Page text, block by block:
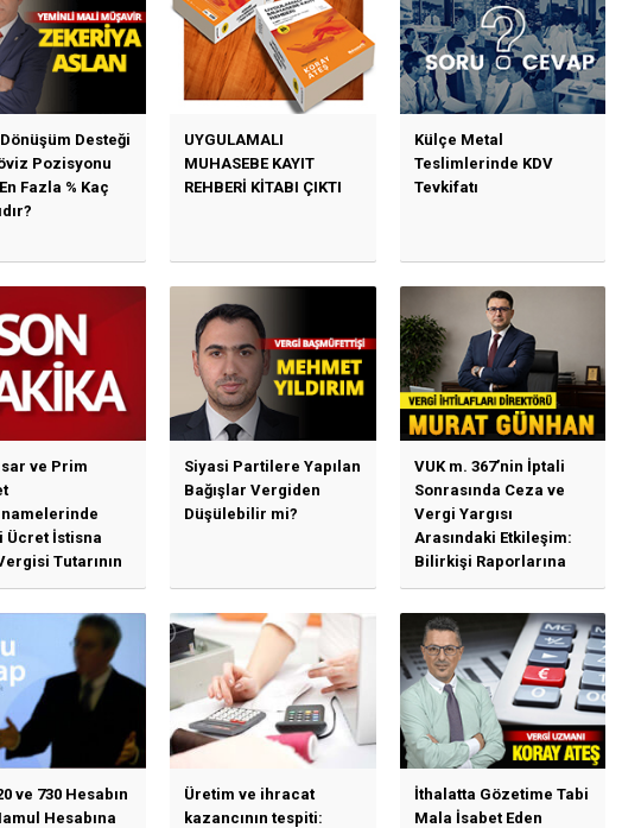
Desteği
Pozisyonu
Fazla % Kaç
UYGULAMALI
MUHASEBE KAYIT
REHBERİ KİTABI ÇIKTI
Külçe Metal
Teslimlerinde KDV
Tevkifatı
ve Prim
Ücret İstisna
Tutarının
Siyasi Partilere Yapılan
Bağışlar Vergiden
Düşülebilir mi?
VUK m. 367’nin İptali
Sonrasında Ceza ve
Vergi Yargısı
Arasındaki Etkileşim:
Bilirkişi Raporlarına
Bağımlılık, İhtisas
Mahkemeleri ve
Yargı...
ve 730 Hesabın
Hesabına
Üretim ve ihracat
kazancının tespiti:
İthalatta Gözetime Tabi
Mala İsabet Eden